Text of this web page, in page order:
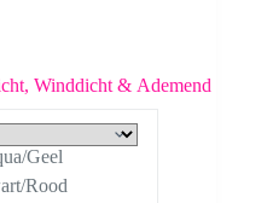
Winddicht & Ademend
Geel
Rood